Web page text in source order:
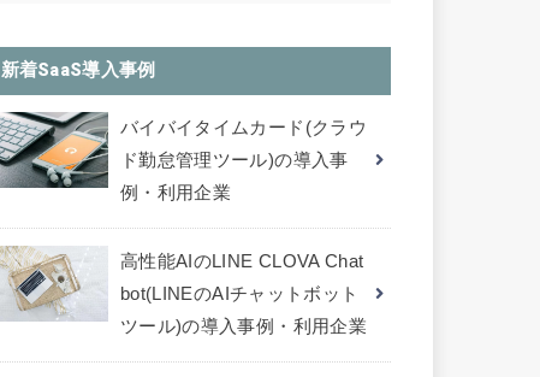
新着SaaS導入事例
バイバイタイムカード(クラウ
ド勤怠管理ツール)の導入事
例・利用企業
高性能AIのLINE CLOVA Chat
bot(LINEのAIチャットボット
ツール)の導入事例・利用企業